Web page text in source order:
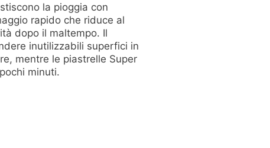
la pioggia con
rapido che riduce al
dopo il maltempo. Il
inutilizzabili superfici in
mentre le piastrelle Super
minuti.